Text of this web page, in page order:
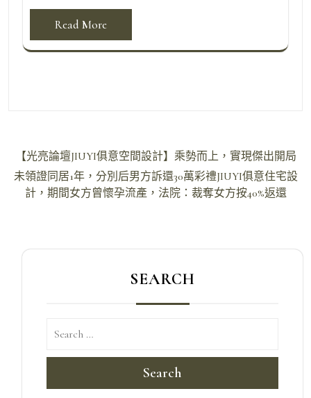
Read More
文
章
【光亮論壇JIUYI俱意空間設計】乘勢而上，實現傑出開局
未領證同居1年，分別后男方訴還30萬彩禮JIUYI俱意住宅設
計，期間女方曾懷孕流產，法院：裁奪女方按40%返還
SEARCH
Search